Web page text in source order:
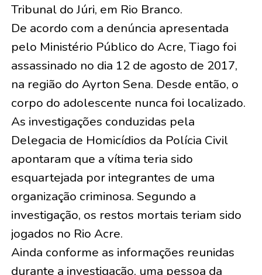
Tribunal do Júri, em Rio Branco.
De acordo com a denúncia apresentada
pelo Ministério Público do Acre, Tiago foi
assassinado no dia 12 de agosto de 2017,
na região do Ayrton Sena. Desde então, o
corpo do adolescente nunca foi localizado.
As investigações conduzidas pela
Delegacia de Homicídios da Polícia Civil
apontaram que a vítima teria sido
esquartejada por integrantes de uma
organização criminosa. Segundo a
investigação, os restos mortais teriam sido
jogados no Rio Acre.
Ainda conforme as informações reunidas
durante a investigação, uma pessoa da